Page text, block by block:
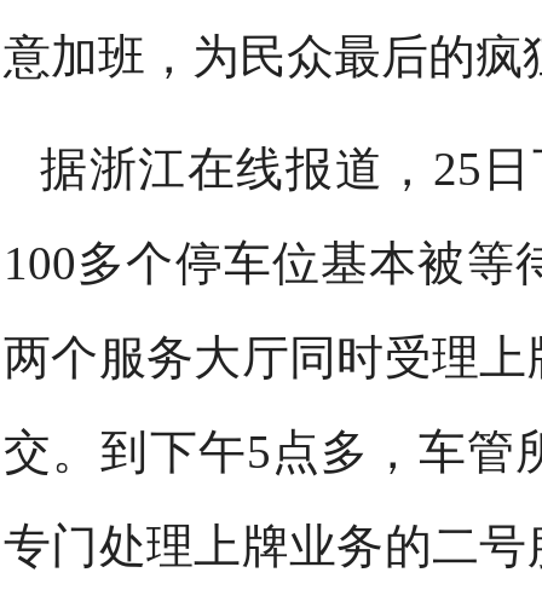
意加班，为民众最后的
据浙江在线报道，25
100多个停车位基本被
两个服务大厅同时受理
交。到下午5点多，车管
专门处理上牌业务的二